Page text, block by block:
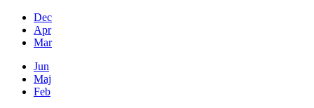
Dec
Apr
Mar
Jun
Maj
Feb